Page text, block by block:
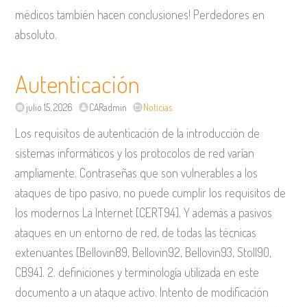
médicos también hacen conclusiones! Perdedores en
absoluto.
Autenticación
julio 15, 2026 CARadmin Noticias
Los requisitos de autenticación de la introducción de
sistemas informáticos y los protocolos de red varían
ampliamente. Contraseñas que son vulnerables a los
ataques de tipo pasivo, no puede cumplir los requisitos de
los modernos La Internet [CERT94]. Y además a pasivos
ataques en un entorno de red, de todas las técnicas
extenuantes [Bellovin89, Bellovin92, Bellovin93, Stoll90,
CB94]. 2. definiciones y terminología utilizada en este
documento a un ataque activo. Intento de modificación